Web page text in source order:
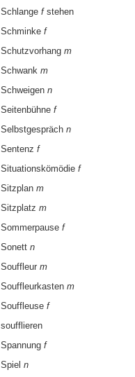
Schlange fstehen
Schminke f
Schutzvorhang m
Schwank m
Schweigen n
Seitenbühne f
Selbstgespräch n
Sentenz f
Situationskömödie f
Sitzplan m
Sitzplatz m
Sommerpause f
Sonett n
Souffleur m
Souffleurkasten m
Souffleuse f
soufflieren
Spannung f
Spiel n